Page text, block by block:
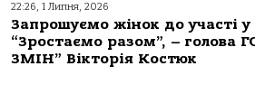
22:26, 1 Липня, 2026
Запрошуємо жінок до участі у
“Зростаємо разом”, – голова
ЗМІН” Вікторія Костюк